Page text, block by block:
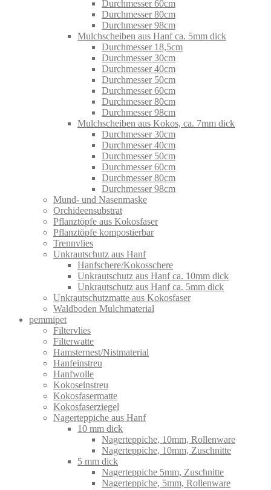
Durchmesser 60cm
Durchmesser 80cm
Durchmesser 98cm
Mulchscheiben aus Hanf ca. 5mm dick
Durchmesser 18,5cm
Durchmesser 30cm
Durchmesser 40cm
Durchmesser 50cm
Durchmesser 60cm
Durchmesser 80cm
Durchmesser 98cm
Mulchscheiben aus Kokos, ca. 7mm dick
Durchmesser 30cm
Durchmesser 40cm
Durchmesser 50cm
Durchmesser 60cm
Durchmesser 80cm
Durchmesser 98cm
Mund- und Nasenmaske
Orchideensubstrat
Pflanztöpfe aus Kokosfaser
Pflanztöpfe kompostierbar
Trennvlies
Unkrautschutz aus Hanf
Hanfschere/Kokosschere
Unkrautschutz aus Hanf ca. 10mm dick
Unkrautschutz aus Hanf ca. 5mm dick
Unkrautschutzmatte aus Kokosfaser
Waldboden Mulchmaterial
pemmipet
Filtervlies
Filterwatte
Hamsternest/Nistmaterial
Hanfeinstreu
Hanfwolle
Kokoseinstreu
Kokosfasermatte
Kokosfaserziegel
Nagerteppiche aus Hanf
10 mm dick
Nagerteppiche, 10mm, Rollenware
Nagerteppiche, 10mm, Zuschnitte
5 mm dick
Nagerteppiche 5mm, Zuschnitte
Nagerteppiche, 5mm, Rollenware